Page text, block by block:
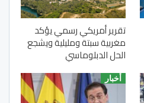
تقرير أمريكي رسمي يؤكد
مغربية سبتة ومليلية ويشجع
الحل الدبلوماسي
أخبار